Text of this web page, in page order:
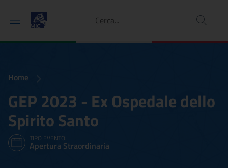
Ricerca
Home
GEP 2023 - Ex Ospedale dello
Spirito Santo
TIPO EVENTO:
Apertura Straordinaria